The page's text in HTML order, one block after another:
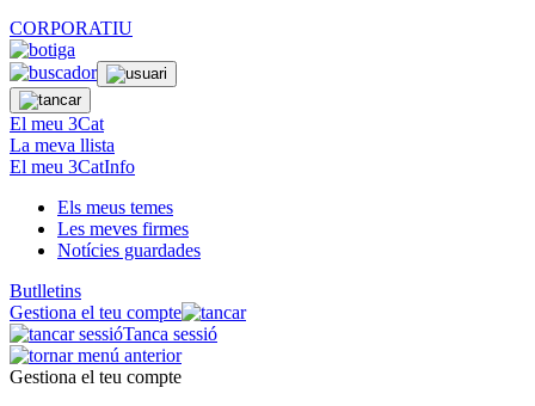
CORPORATIU
El meu 3Cat
La meva llista
El meu 3CatInfo
Els meus temes
Les meves firmes
Notícies guardades
Butlletins
Gestiona el teu compte
Tanca sessió
Gestiona el teu compte